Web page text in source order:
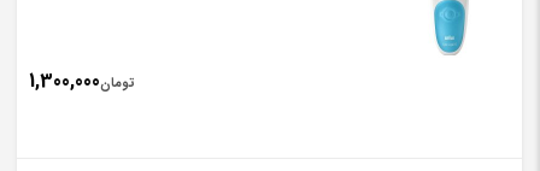
تومان1,300,000